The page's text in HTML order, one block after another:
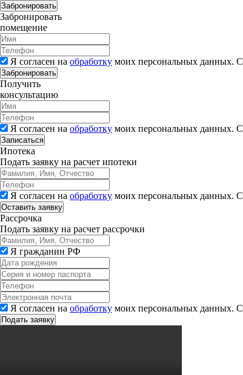
Забронировать
Забронировать
помещение
Я согласен на обработку моих персональных данных. С
Забронировать
Получить
консультацию
Я согласен на обработку моих персональных данных. С
Записаться
Ипотека
Подать заявку на расчет ипотеки
Я согласен на обработку моих персональных данных. С
Рассрочка
Подать заявку на расчет рассрочки
Я гражданин РФ
Я согласен на обработку моих персональных данных. С